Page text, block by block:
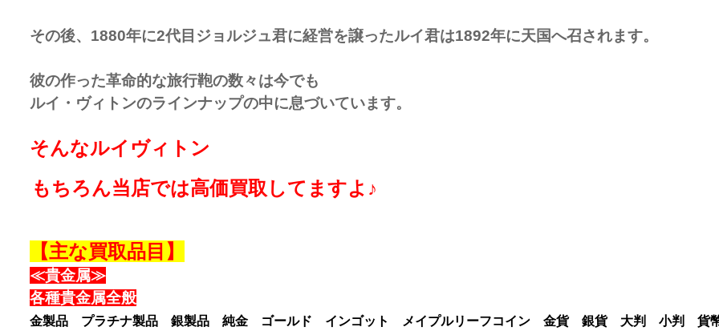
その後、1880年に2代目ジョルジュ君に経営を譲ったルイ君は1892年に天国へ召されます。
彼の作った革命的な旅行鞄の数々は今でも
ルイ・ヴィトンのラインナップの中に息づいています。
そんなルイヴィトン
もちろん当店では高価買取 してますよ♪
【主な買取品目】
≪貴金属≫
各種貴金属全般
金製品 プラチナ製品 銀製品 純金 ゴールド インゴット メイプルリーフコイン 金貨 銀貨 大判 小判 貨